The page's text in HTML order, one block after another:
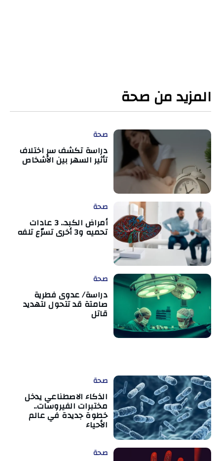
المزيد من صحة
صحة
دراسة تكشف سر اختلاف
تأثير السهر بين الأشخاص
صحة
أمراض الكبد.. 3 عادات
تحميه و3 أخرى تسرّع تلفه
صحة
دراسة/ عدوى فطرية
صامتة قد تتحول لتهديد
قاتل
صحة
الذكاء الاصطناعي يدخل
مختبرات الفيروسات..
خطوة جديدة في عالم
الأحياء
صحة